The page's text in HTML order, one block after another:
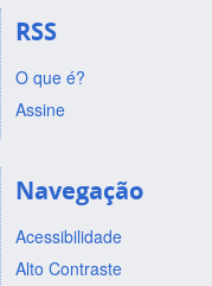
RSS
O que é?
Assine
Navegação
Acessibilidade
Alto Contraste